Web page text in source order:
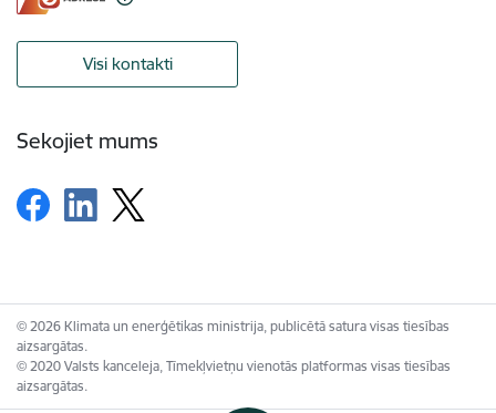
Visi kontakti
Sekojiet mums
© 2026 Klimata un enerģētikas ministrija, publicētā satura visas tiesības
aizsargātas.
© 2020 Valsts kanceleja, Tīmekļvietņu vienotās platformas visas tiesības
aizsargātas.